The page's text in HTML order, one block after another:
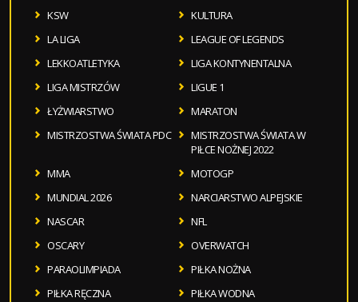
KSW
KULTURA
LA LIGA
LEAGUE OF LEGENDS
LEKKOATLETYKA
LIGA KONTYNENTALNA
LIGA MISTRZÓW
LIGUE 1
ŁYŻWIARSTWO
MARATON
MISTRZOSTWA ŚWIATA PDC
MISTRZOSTWA ŚWIATA W
PIŁCE NOŻNEJ 2022
MMA
MOTOGP
MUNDIAL 2026
NARCIARSTWO ALPEJSKIE
NASCAR
NFL
OSCARY
OVERWATCH
PARAOLIMPIADA
PIŁKA NOŻNA
PIŁKA RĘCZNA
PIŁKA WODNA